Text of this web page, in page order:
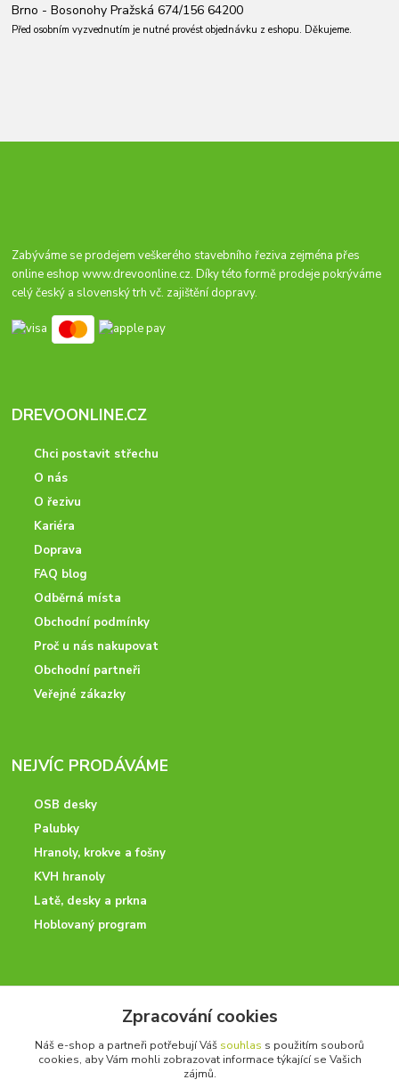
Brno - Bosonohy Pražská 674/156 64200
Před osobním vyzvednutím je nutné provést objednávku z eshopu. Děkujeme.
Zabýváme se prodejem veškerého stavebního řeziva zejména přes
online eshopwww.drevoonline.cz. Díky této formě prodeje pokrýváme
celý český a slovenský trh vč. zajištění dopravy.
DREVOONLINE.CZ
Chci postavit střechu
O nás
O řezivu
Kariéra
Doprava
FAQ blog
Odběrná místa
Obchodní podmínky
Proč u nás nakupovat
Obchodní partneři
Veřejné zákazky
NEJVÍC PRODÁVÁME
OSB desky
Palubky
Hranoly, krokve a fošny
KVH hranoly
Latě, desky a prkna
Hoblovaný program
Potřebujete poradit? Neváhejte nás kontaktovat.
+420 728 600 625
po - pá 7:00 - 15:00
Zpracování cookies
Náš e-shop a partneři potřebují Váš souhlas s použitím souborů
cookies, aby Vám mohli zobrazovat informace týkající se Vašich
zájmů.